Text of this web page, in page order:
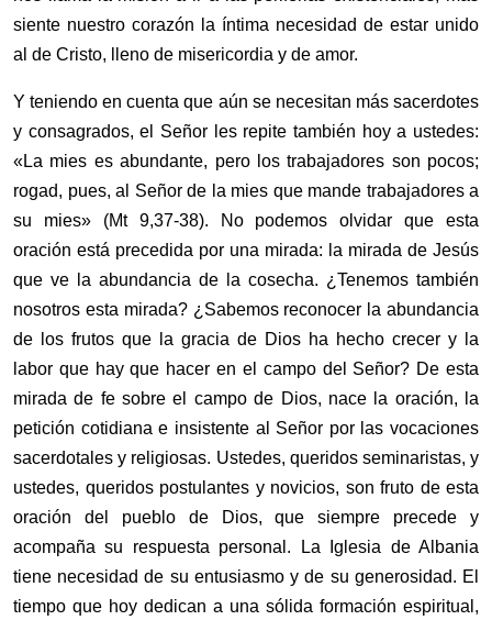
siente nuestro corazón la íntima necesidad de estar unido
al de Cristo, lleno de misericordia y de amor.
Y teniendo en cuenta que aún se necesitan más sacerdotes
y consagrados, el Señor les repite también hoy a ustedes:
«La mies es abundante, pero los trabajadores son pocos;
rogad, pues, al Señor de la mies que mande trabajadores a
su mies» (Mt 9,37-38). No podemos olvidar que esta
oración está precedida por una mirada: la mirada de Jesús
que ve la abundancia de la cosecha. ¿Tenemos también
nosotros esta mirada? ¿Sabemos reconocer la abundancia
de los frutos que la gracia de Dios ha hecho crecer y la
labor que hay que hacer en el campo del Señor? De esta
mirada de fe sobre el campo de Dios, nace la oración, la
petición cotidiana e insistente al Señor por las vocaciones
sacerdotales y religiosas. Ustedes, queridos seminaristas, y
ustedes, queridos postulantes y novicios, son fruto de esta
oración del pueblo de Dios, que siempre precede y
acompaña su respuesta personal. La Iglesia de Albania
tiene necesidad de su entusiasmo y de su generosidad. El
tiempo que hoy dedican a una sólida formación espiritual,